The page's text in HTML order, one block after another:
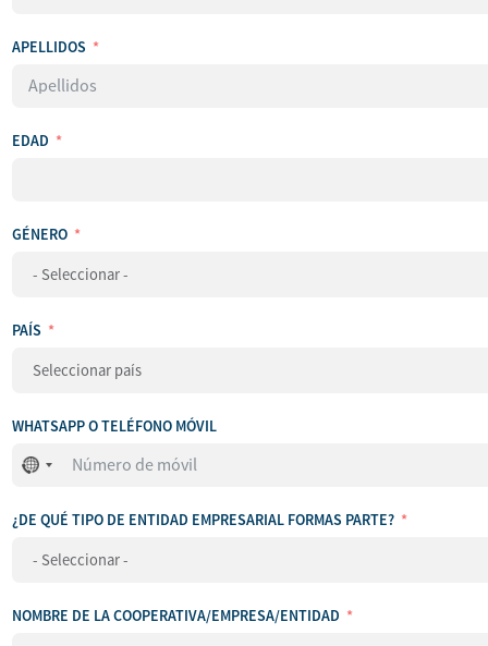
APELLIDOS
EDAD
GÉNERO
PAÍS
WHATSAPP O TELÉFONO MÓVIL
No
ha
seleccionado
ningún
¿DE QUÉ TIPO DE ENTIDAD EMPRESARIAL FORMAS PARTE?
NOMBRE DE LA COOPERATIVA/EMPRESA/ENTIDAD